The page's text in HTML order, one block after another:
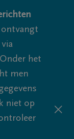
ontvangt
het
men
niet op